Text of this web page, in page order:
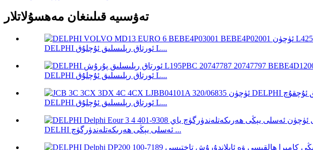
تەۋسىيە قىلىنغان مەھسۇلاتلار
DELPHI ئورتاق رېلىسلىق ئۇچلۇق L...
DELPHI ئورتاق رېلىسلىق ئۇچلۇق L...
DELPHI ئورتاق رېلىسلىق ئۇچلۇق L...
DELHI ئەسلى يېڭى ھەرىكەتلەندۈرگۈچ ...